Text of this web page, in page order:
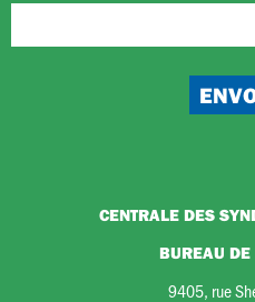
CENTRALE DES
BUREAU
9405, rue